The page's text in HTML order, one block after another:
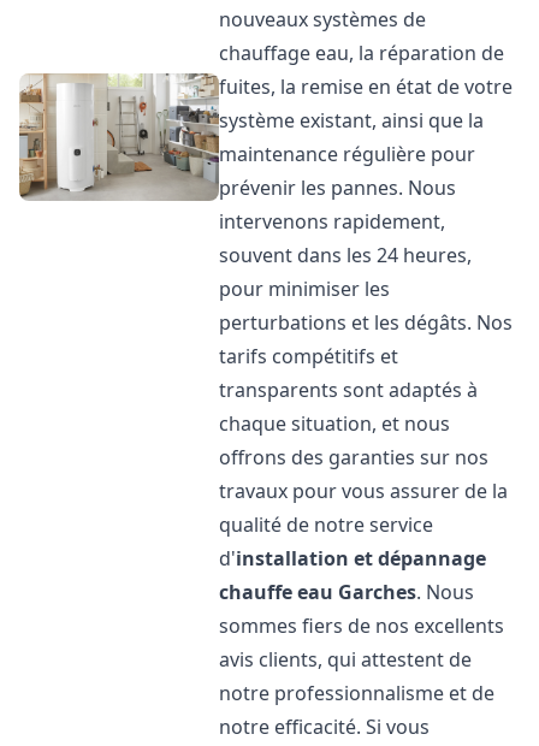
nouveaux systèmes de
chauffage eau, la réparation de
fuites, la remise en état de votre
système existant, ainsi que la
maintenance régulière pour
prévenir les pannes. Nous
intervenons rapidement,
souvent dans les 24 heures,
pour minimiser les
perturbations et les dégâts. Nos
tarifs compétitifs et
transparents sont adaptés à
chaque situation, et nous
offrons des garanties sur nos
travaux pour vous assurer de la
qualité de notre service
d'installation et dépannage
chauffe eau Garches. Nous
sommes fiers de nos excellents
avis clients, qui attestent de
notre professionnalisme et de
notre efficacité. Si vous